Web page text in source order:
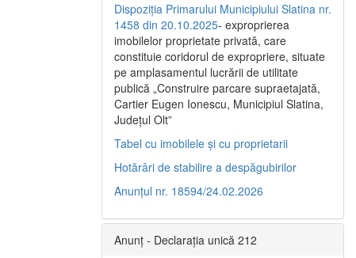
Dispoziția Primarului Municipiului Slatina nr.
1458 din 20.10.2025- exproprierea
imobilelor proprietate privată, care
constituie coridorul de expropriere, situate
pe amplasamentul lucrării de utilitate
publică „Construire parcare supraetajată,
Cartier Eugen Ionescu, Municipiul Slatina,
Județul Olt”
Tabel cu imobilele și cu proprietarii
Hotărâri de stabilire a despăgubirilor
Anunțul nr. 18594/24.02.2026
Anunț - Declarația unică 212